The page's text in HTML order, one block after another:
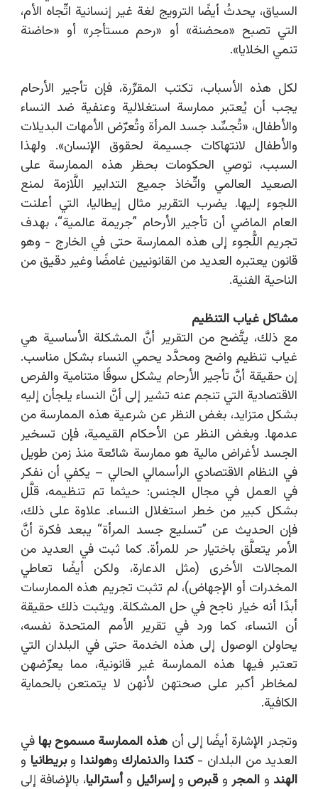
السياق، يحدثُ أيضًا الترويج لغة غير إنسانية اتِّجاه الأم،
التي تصبح «محضنة» أو «رحم مستأجر» أو «حاضنة
تنمي الخلايا».
لكل هذه الأسباب، تكتب المقرِّرة، فإن تأجير الأرحام
يجب أن يُعتبر ممارسة استغلالية وعنفية ضد النساء
والأطفال، «تُجسِّد جسد المرأة وتُعرّض الأمهات البديلات
والأطفال لانتهاكات جسيمة لحقوق الإنسان». ولهذا
السبب، توصي الحكومات بحظر هذه الممارسة على
الصعيد العالمي واتِّخاذ جميع التدابير اللَّازمة لمنع
اللجوء إليها. يضرب التقرير مثال إيطاليا، التي أعلنت
العام الماضي أن تأجير الأرحام ”جريمة عالمية“، بهدف
تجريم اللُّجوء إلى هذه الممارسة حتى في الخارج - وهو
قانون يعتبره العديد من القانونيين غامضًا وغير دقيق من
الناحية الفنية.
مشاكل غياب التنظيم
مع ذلك، يتَّضح من التقرير أنَّ المشكلة الأساسية هي
غياب تنظيم واضح ومحدَّد يحمي النساء بشكل مناسب.
إن حقيقة أنَّ تأجير الأرحام يشكل سوقًا متنامية والفرص
الاقتصادية التي تنجم عنه تشير إلى أنَّ النساء يلجأن إليه
بشكل متزايد، بغض النظر عن شرعية هذه الممارسة من
عدمها. وبغض النظر عن الأحكام القيمية، فإن تسخير
الجسد لأغراض مالية هو ممارسة شائعة منذ زمن طويل
في النظام الاقتصادي الرأسمالي الحالي – يكفي أن نفكر
في العمل في مجال الجنس: حيثما تم تنظيمه، قلَّل
بشكل كبير من خطر استغلال النساء. علاوة على ذلك،
فإن الحديث عن ”تسليع جسد المرأة“ يبعد فكرة أنَّ
الأمر يتعلَّق باختيار حر للمرأة. كما ثبت في العديد من
المجالات الأخرى (مثل الدعارة، ولكن أيضًا تعاطي
المخدرات أو الإجهاض)، لم تثبت تجريم هذه الممارسات
أبدًا أنه خيار ناجح في حل المشكلة. ويثبت ذلك حقيقة
أن النساء، كما ورد في تقرير الأمم المتحدة نفسه،
يحاولن الوصول إلى هذه الخدمة حتى في البلدان التي
تعتبر فيها هذه الممارسة غير قانونية، مما يعرِّضهن
لمخاطر أكبر على صحتهن لأنهن لا يتمتعن بالحماية
الكافية.
وتجدر الإشارة أيضًا إلى أن هذه الممارسة مسموح بها في
العديد من البلدان -كندا والدنمارك وهولندا وبريطانيا و
الهند و المجروقبرص وإسرائيل وأستراليا، بالإضافة إلى